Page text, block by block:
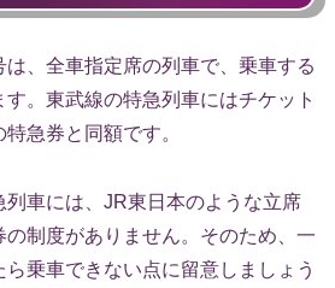
、全車指定席の列車で、乗車する
。東武線の特急列車にはチケット
急券と同額です。
列車には、JR東日本のような立席
制度がありません。そのため、一
乗車できない点に留意しましょう